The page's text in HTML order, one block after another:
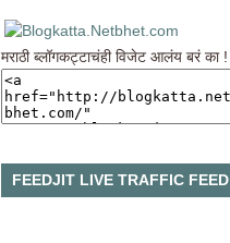
मराठी ब्लॉगकट्टाचंही विजेट आलंय बरं का !
FEEDJIT LIVE TRAFFIC FEED